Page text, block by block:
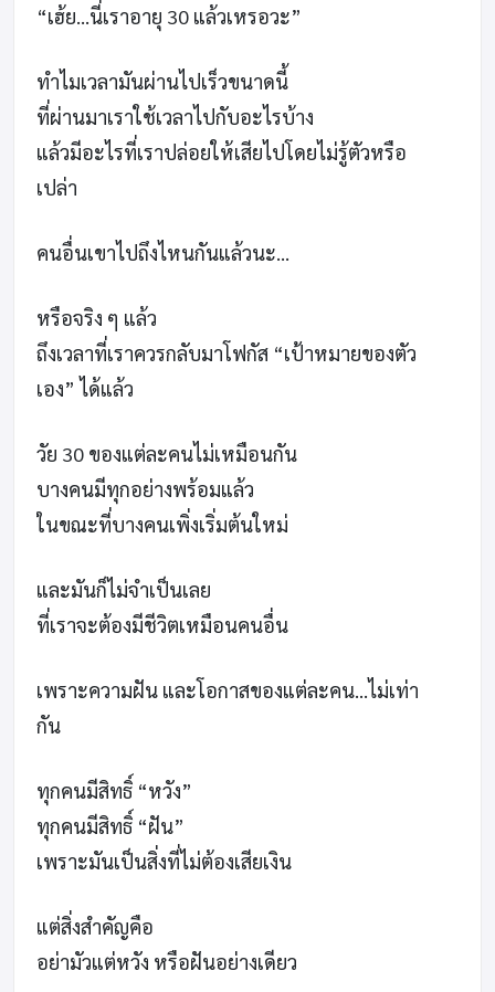
“เฮ้ย…นี่เราอายุ 30 แล้วเหรอวะ”
ทำไมเวลามันผ่านไปเร็วขนาดนี้
ที่ผ่านมาเราใช้เวลาไปกับอะไรบ้าง
แล้วมีอะไรที่เราปล่อยให้เสียไปโดยไม่รู้ตัวหรือ
เปล่า
คนอื่นเขาไปถึงไหนกันแล้วนะ…
หรือจริง ๆ แล้ว
ถึงเวลาที่เราควรกลับมาโฟกัส “เป้าหมายของตัว
เอง” ได้แล้ว
วัย 30 ของแต่ละคนไม่เหมือนกัน
บางคนมีทุกอย่างพร้อมแล้ว
ในขณะที่บางคนเพิ่งเริ่มต้นใหม่
และมันก็ไม่จำเป็นเลย
ที่เราจะต้องมีชีวิตเหมือนคนอื่น
เพราะความฝัน และโอกาสของแต่ละคน…ไม่เท่า
กัน
ทุกคนมีสิทธิ์ “หวัง”
ทุกคนมีสิทธิ์ “ฝัน”
เพราะมันเป็นสิ่งที่ไม่ต้องเสียเงิน
แต่สิ่งสำคัญคือ
อย่ามัวแต่หวัง หรือฝันอย่างเดียว